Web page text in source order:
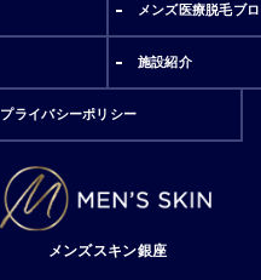
メンズ医療脱毛ブ
施設紹介
プライバシーポリシー
メンズスキン銀座